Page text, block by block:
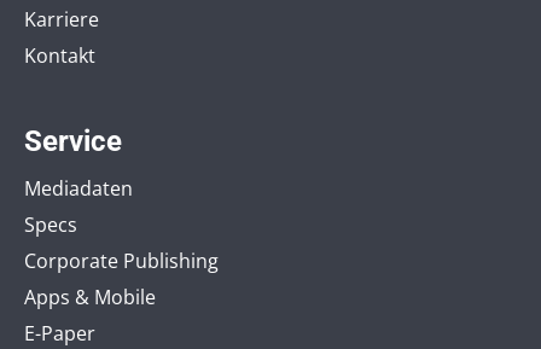
Karriere
Kontakt
Service
Mediadaten
Specs
Corporate Publishing
Apps & Mobile
E-Paper